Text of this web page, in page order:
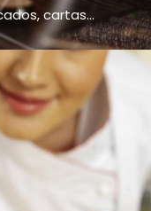
cartas...